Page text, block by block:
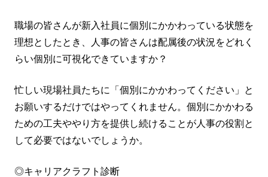
職場の皆さんが新入社員に個別にかかわっている状態を
理想としたとき、人事の皆さんは配属後の状況をどれく
らい個別に可視化できていますか？
忙しい現場社員たちに「個別にかかわってください」と
お願いするだけではやってくれません。個別にかかわる
ための工夫ややり方を提供し続けることが人事の役割と
して必要ではないでしょうか。
◎キャリアクラフト診断